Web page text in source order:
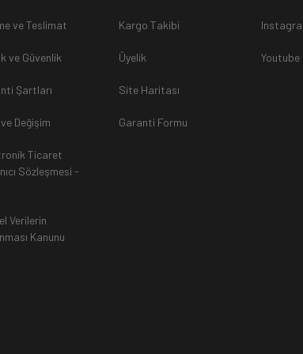
tarafımıza ulaştırılması zorunludur. Aksi halde
siparişiniz Havale ile yapıldıysa aynı Hesaba
ürün bedeli iade edilmektedir. Kredi Kartına
ve Teslimat
ve Güvenlik
Şartları
Değişim
Ticaret
Sözleşmesi -
Verilerin
Kanunu
Kargo Takibi
Üyelik
Site Haritası
Garanti Formu
Youtube